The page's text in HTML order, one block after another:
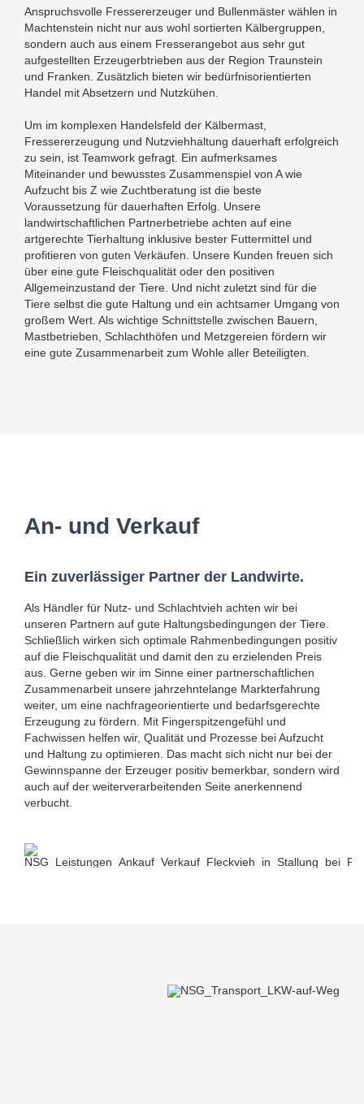
Anspruchsvolle Fressererzeuger und Bullenmäster wählen in
Machtenstein nicht nur aus wohl sortierten Kälbergruppen,
sondern auch aus einem Fresserangebot aus sehr gut
aufgestellten Erzeugerbtrieben aus der Region Traunstein
und Franken. Zusätzlich bieten wir bedürfnisorientierten
Handel mit Absetzern und Nutzkühen.
Um im komplexen Handelsfeld der Kälbermast,
Fressererzeugung und Nutzviehhaltung dauerhaft erfolgreich
zu sein, ist Teamwork gefragt. Ein aufmerksames
Miteinander und bewusstes Zusammenspiel von A wie
Aufzucht bis Z wie Zuchtberatung ist die beste
Voraussetzung für dauerhaften Erfolg. Unsere
landwirtschaftlichen Partnerbetriebe achten auf eine
artgerechte Tierhaltung inklusive bester Futtermittel und
profitieren von guten Verkäufen. Unsere Kunden freuen sich
über eine gute Fleischqualität oder den positiven
Allgemeinzustand der Tiere. Und nicht zuletzt sind für die
Tiere selbst die gute Haltung und ein achtsamer Umgang von
großem Wert. Als wichtige Schnittstelle zwischen Bauern,
Mastbetrieben, Schlachthöfen und Metzgereien fördern wir
eine gute Zusammenarbeit zum Wohle aller Beteiligten.
An- und Verkauf
Ein zuverlässiger Partner der Landwirte.
Als Händler für Nutz- und Schlachtvieh achten wir bei
unseren Partnern auf gute Haltungsbedingungen der Tiere.
Schließlich wirken sich optimale Rahmenbedingungen positiv
auf die Fleischqualität und damit den zu erzielenden Preis
aus. Gerne geben wir im Sinne einer partnerschaftlichen
Zusammenarbeit unsere jahrzehntelange Markterfahrung
weiter, um eine nachfrageorientierte und bedarfsgerechte
Erzeugung zu fördern. Mit Fingerspitzengefühl und
Fachwissen helfen wir, Qualität und Prozesse bei Aufzucht
und Haltung zu optimieren. Das macht sich nicht nur bei der
Gewinnspanne der Erzeuger positiv bemerkbar, sondern wird
auch auf der weiterverarbeitenden Seite anerkennend
verbucht.